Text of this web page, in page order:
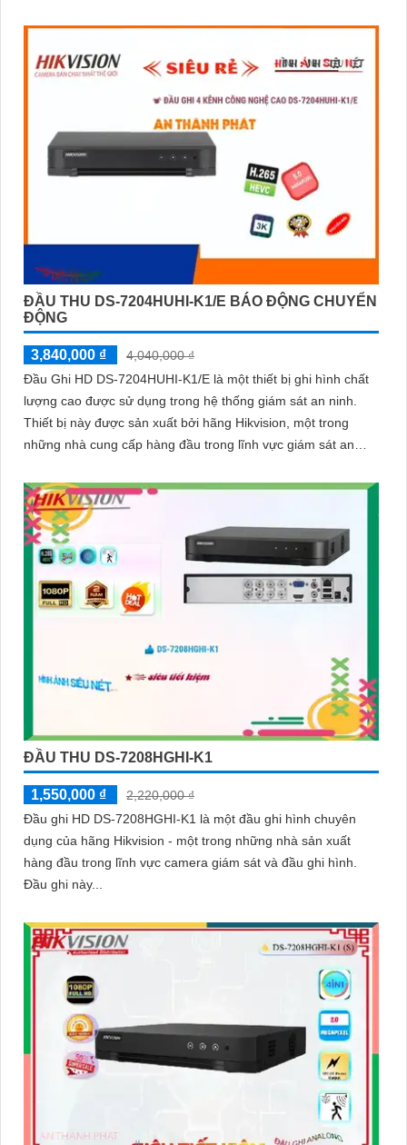
ĐẦU THU DS-7204HUHI-K1/E BÁO ĐỘNG CHUYỂN
ĐỘNG
3,840,000 ₫
4,040,000 ₫
Đầu Ghi HD DS-7204HUHI-K1/E là một thiết bị ghi hình chất
lượng cao được sử dụng trong hệ thống giám sát an ninh.
Thiết bị này được sản xuất bởi hãng Hikvision, một trong
những nhà cung cấp hàng đầu trong lĩnh vực giám sát an
ĐẦU THU DS-7208HGHI-K1
1,550,000 ₫
2,220,000 ₫
Đầu ghi HD DS-7208HGHI-K1 là một đầu ghi hình chuyên
dụng của hãng Hikvision - một trong những nhà sản xuất
hàng đầu trong lĩnh vực camera giám sát và đầu ghi hình.
Đầu ghi này...